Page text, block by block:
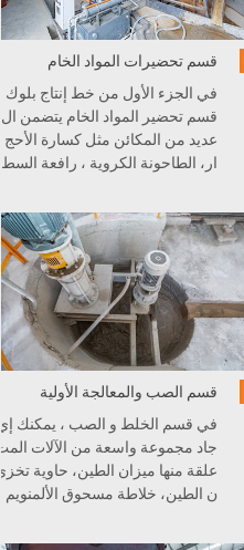
قسم تحضيرات المواد الخام
في الجزء الأول من خط إنتاج بلوك
قسم تحضير المواد الخام يتضمن ال
عديد من المكائن مثل كسارة الأحج
ار، الطاحونة الكروية ، رافعة السط
ممتاز في خط الإنتاج .
قسم الصب والمعالجة الأولية
في قسم الخلط و الصب ، يمكنك إي
جاد مجموعة واسعة من الآلات المت
علقة منها ميزان الطين، حاوية تخزي
ن الطين، خلاطة مسحوق الألمنويم
ل، و غيرها .